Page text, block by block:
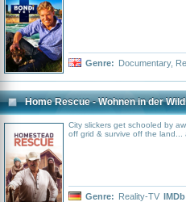
Genre: Documentary,
Home Rescue - Wohnen in der
City slickers get schooled by
off grid & survive off the land...
Genre: Reality-TV